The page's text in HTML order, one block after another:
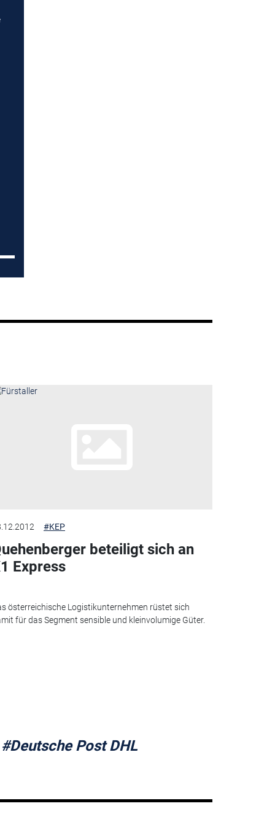
#KEP
beteiligt sich an
Express
österreichische Logistikunternehmen rüstet sich
für das Segment sensible und kleinvolumige Güter.
#Deutsche Post DHL